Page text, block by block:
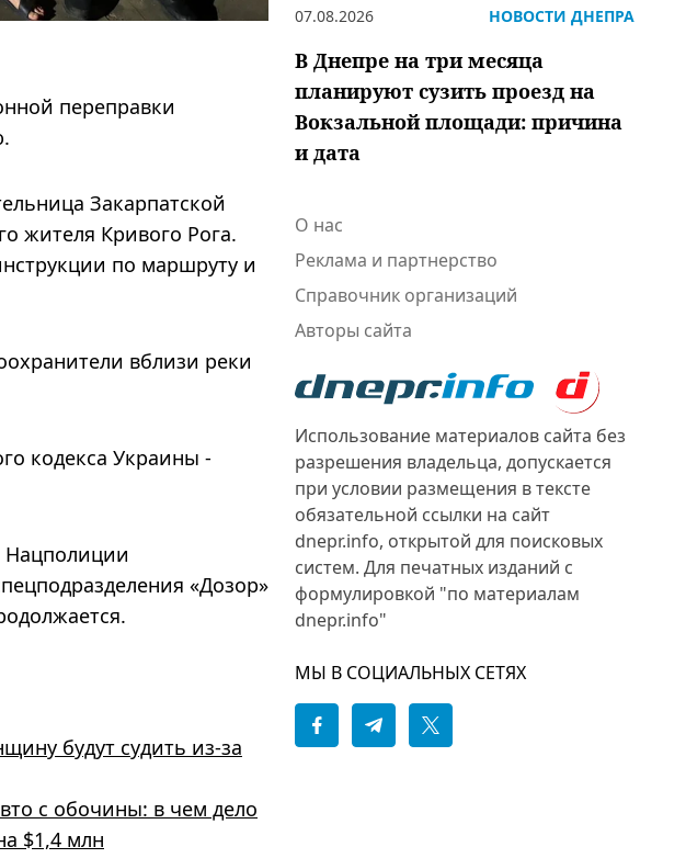
переправки
Закарпатской
жителя Кривого Рога.
по маршруту и
вблизи реки
кодекса Украины -
Нацполиции
«Дозор»
будут судить из-за
с обочины: в чем дело
$1,4 млн
07.08.2026 НОВОСТИ ДНЕПРА
В Днепре на три месяца
планируют сузить проезд на
Вокзальной площади: причина
и дата
О нас
Реклама и партнерство
Справочник организаций
Авторы сайта
Использование материалов сайта без
разрешения владельца, допускается
при условии размещения в тексте
обязательной ссылки на сайт
dnepr.info, открытой для поисковых
систем. Для печатных изданий с
формулировкой "по материалам
dnepr.info"
МЫ В СОЦИАЛЬНЫХ СЕТЯХ